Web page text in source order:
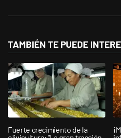
TAMBIÉN TE PUEDE
Fuerte crecimiento de la